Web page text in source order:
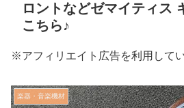
ロントなどゼマイティス
こちら♪
※アフィリエイト広告を利用して
楽器・音楽機材